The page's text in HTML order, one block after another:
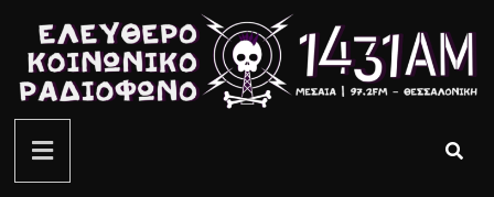
περιεχόμενο
ελεύθερο